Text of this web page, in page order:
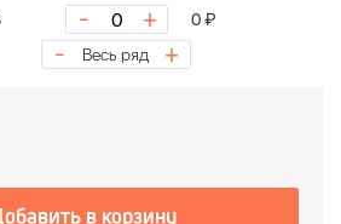
- + 0 ₽
- Весь ряд +
в корзину